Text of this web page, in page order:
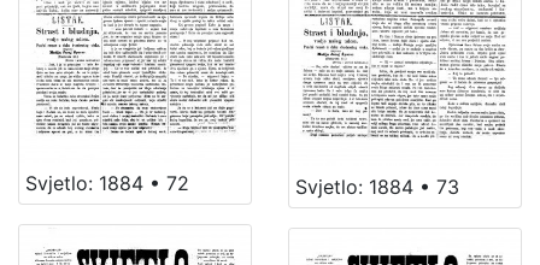
Svjetlo: 1884 • 72 Svjetlo: 1884 • 73